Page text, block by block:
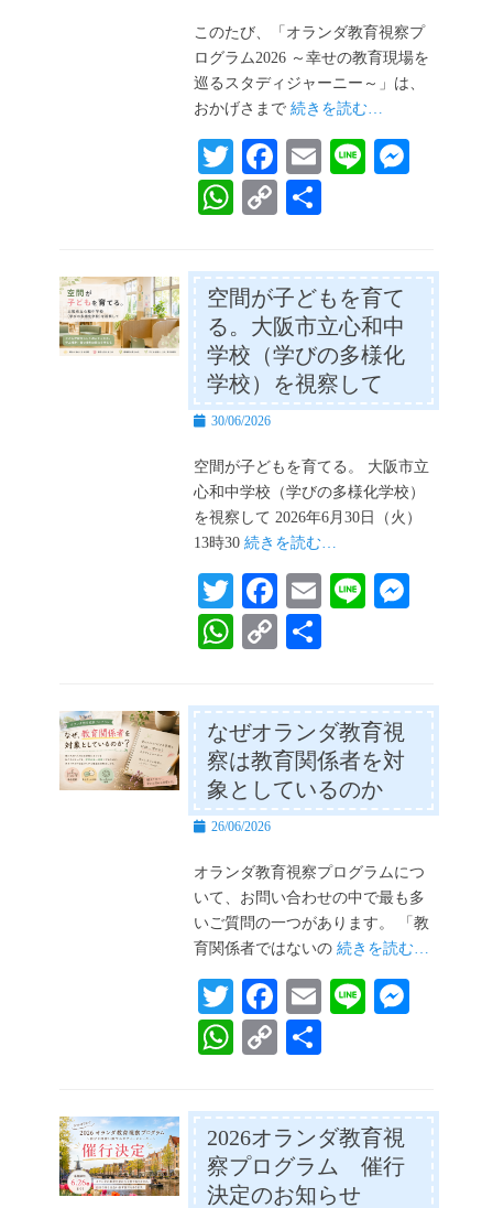
日
このたび、「オランダ教育視察プ
ログラム2026 ～幸せの教育現場を
巡るスタディジャーニー～」は、
おかげさまで続きを読む…
T
wi
tte
r
Fa
ce
bo
ok
E
Li
ng
er
W
ts
A
pp
C
y
Li
nk
空間が子どもを育て
る。大阪市立心和中
学校（学びの多様化
学校）を視察して
投
日
30/06/2026
空間が子どもを育てる。 大阪市立
心和中学校（学びの多様化学校）
を視察して 2026年6月30日（火）
13時30続きを読む…
T
wi
tte
r
Fa
ce
bo
ok
E
Li
ng
er
W
ts
A
pp
C
y
Li
nk
なぜオランダ教育視
察は教育関係者を対
象としているのか
投
日
26/06/2026
オランダ教育視察プログラムにつ
いて、お問い合わせの中で最も多
いご質問の一つがあります。 「教
育関係者ではないの続きを読む…
T
wi
tte
r
Fa
ce
bo
ok
E
Li
ng
er
W
ts
A
pp
C
y
Li
nk
2026オランダ教育視
察プログラム 催行
決定のお知らせ